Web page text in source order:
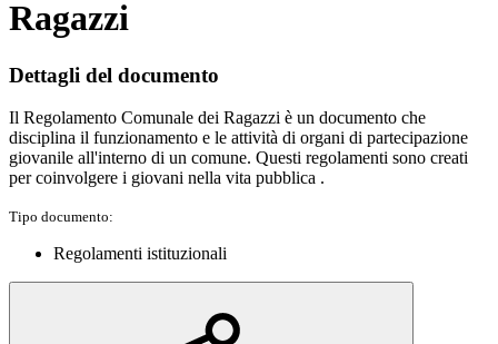
Ragazzi
Dettagli del documento
Il Regolamento Comunale dei Ragazzi è un documento che
disciplina il funzionamento e le attività di organi di partecipazione
giovanile all'interno di un comune. Questi regolamenti sono creati
per coinvolgere i giovani nella vita pubblica .
Tipo documento:
Regolamenti istituzionali